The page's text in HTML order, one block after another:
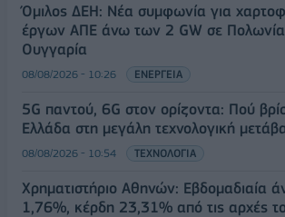
Όμιλος ΔΕΗ: Νέα συμφωνία για
έργων ΑΠΕ άνω των 2 GW σε Πολωνία
Ουγγαρία
08/08/2026 - 10:26 ΕΝΕΡΓΕΙΑ
5G παντού, 6G στον ορίζοντα: Πού
Ελλάδα στη μεγάλη τεχνολογική
08/08/2026 - 10:54 ΤΕΧΝΟΛΟΓΙΑ
Χρηματιστήριο Αθηνών: Εβδομαδιαία
1,76%, κέρδη 23,31% από τις αρχές